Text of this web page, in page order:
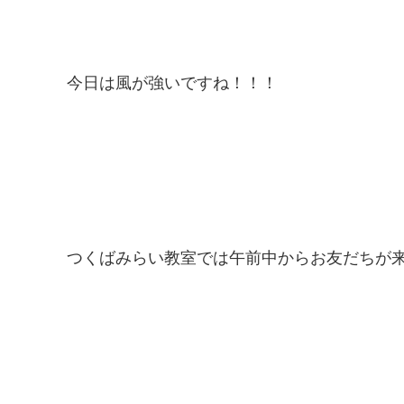
今日は風が強いですね！！！
つくばみらい教室では午前中からお友だちが